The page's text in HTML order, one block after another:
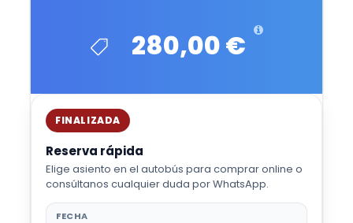
280,00 €
FINALIZADA
Reserva rápida
Elige asiento en el autobús para comprar online o
consúltanos cualquier duda por WhatsApp.
FECHA